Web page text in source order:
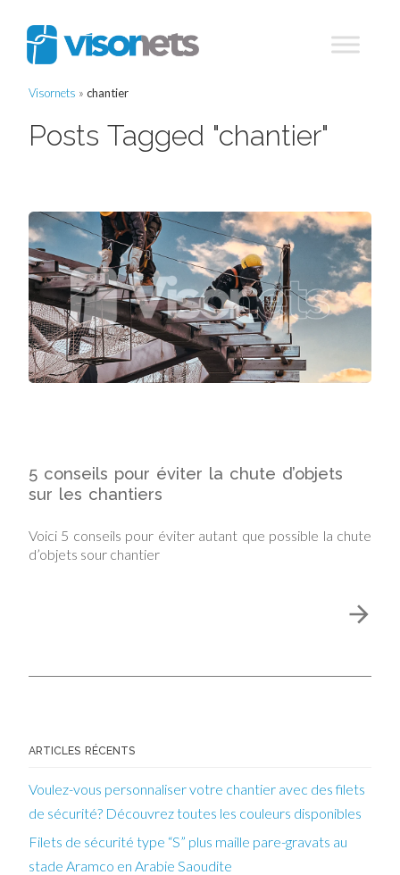
Visornets » chantier
Posts Tagged "chantier"
5 conseils pour éviter la chute d’objets
sur les chantiers
Voici 5 conseils pour éviter autant que possible la chute
d’objets sour chantier
ARTICLES RÉCENTS
Voulez-vous personnaliser votre chantier avec des filets
de sécurité? Découvrez toutes les couleurs disponibles
Filets de sécurité type “S” plus maille pare-gravats au
stade Aramco en Arabie Saoudite